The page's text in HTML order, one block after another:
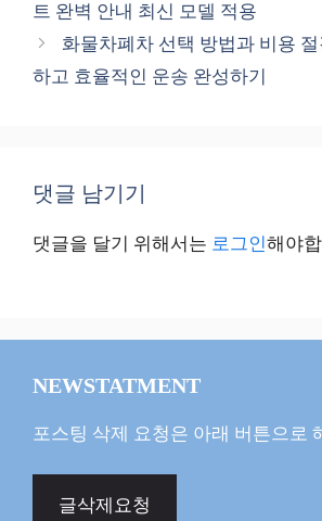
리
트 완벽 안내 최신 모델 적용
화물차폐차 선택 방법과 비용
하고 효율적인 운송 완성하기
댓글 남기기
댓글을 달기 위해서는 로그인해야
NEWSTATMENT
포스팅 삭제 요청은 아래 버튼으로
글삭제요청